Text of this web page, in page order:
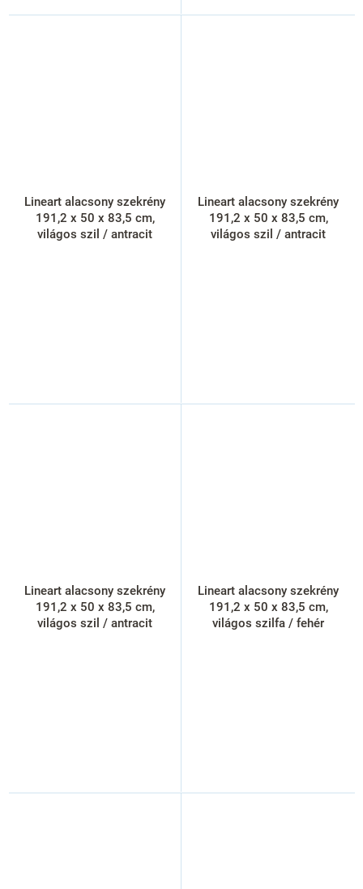
Lineart alacsony szekrény
191,2 x 50 x 83,5 cm,
világos szil / antracit
Lineart alacsony szekrény
191,2 x 50 x 83,5 cm,
világos szil / antracit
Lineart alacsony szekrény
191,2 x 50 x 83,5 cm,
világos szil / antracit
Lineart alacsony szekrény
191,2 x 50 x 83,5 cm,
világos szilfa / fehér